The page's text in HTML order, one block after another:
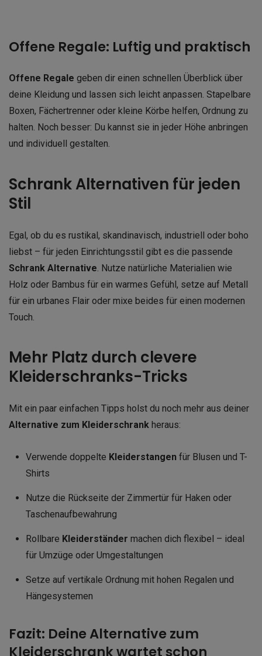
Offene Regale: Luftig und praktisch
Offene Regale geben dir einen schnellen Überblick über
deine Kleidung und lassen sich leicht anpassen. Stapelbare
Boxen, Fächertrenner oder kleine Körbe helfen, Ordnung zu
halten. Noch besser: Du kannst sie in jeder Höhe anbringen
und individuell gestalten.
Schrank Alternativen für jeden
Stil
Egal, ob du es rustikal, skandinavisch, industriell oder boho
liebst – für jeden Einrichtungsstil gibt es die passende
Schrank Alternative . Nutze natürliche Materialien wie
Holz oder Bambus für ein warmes Gefühl, setze auf Metall
für ein urbanes Flair oder mixe beides für einen modernen
Touch.
Mehr Platz durch clevere
Kleiderschranks-Tricks
Mit ein paar einfachen Tipps holst du noch mehr aus deiner
Alternative zum Kleiderschrank heraus:
Verwende doppelte Kleiderstangenfür Blusen und T-
Shirts
Nutze die Rückseite der Zimmertür für Haken oder
Taschenaufbewahrung
Rollbare Kleiderständer machen dich flexibel – ideal
für Umzüge oder Umgestaltungen
Setze auf vertikale Ordnung mit hohen Regalen und
Hängesystemen
Fazit: Deine Alternative zum
Kleiderschrank wartet schon